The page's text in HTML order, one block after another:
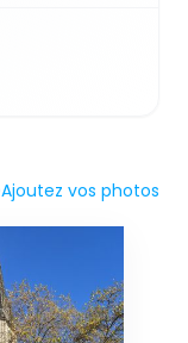
Ajoutez vos photos